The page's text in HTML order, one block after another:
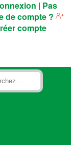
| Pas
de compte ?
compte